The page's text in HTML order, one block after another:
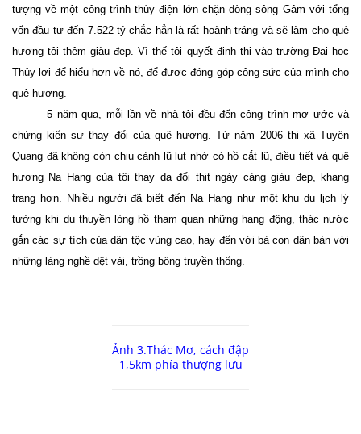
tượng về một công trình thủy điện lớn chặn dòng sông Gâm với tổng
vốn đầu tư đến 7.522 tỷ chắc hẳn là rất hoành tráng và sẽ làm cho quê
hương tôi thêm giàu đẹp. Vì thế tôi quyết định thi vào trường Đại học
Thủy lợi để hiểu hơn về nó, để được đóng góp công sức của mình cho
quê hương.
5 năm qua, mỗi lần về nhà tôi đều đến công trình mơ ước và
chứng kiến sự thay đổi của quê hương. Từ năm 2006 thị xã Tuyên
Quang đã không còn chịu cảnh lũ lụt nhờ có hồ cắt lũ, điều tiết và quê
hương Na Hang của tôi thay da đổi thịt ngày càng giàu đẹp, khang
trang hơn. Nhiều người đã biết đến Na Hang như một khu du lịch lý
tưởng khi du thuyền lòng hồ tham quan những hang động, thác nước
gắn các sự tích của dân tộc vùng cao, hay đến với bà con dân bản với
những làng nghề dệt vải, trồng bông truyền thống.
Ảnh 3.Thác Mơ, cách đập
1,5km phía thượng lưu